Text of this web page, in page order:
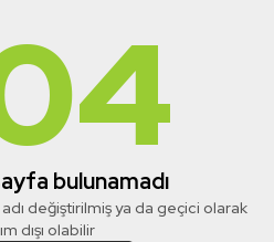
bulunamadı
adı değiştirilmiş ya da geçici olarak
dışı olabilir